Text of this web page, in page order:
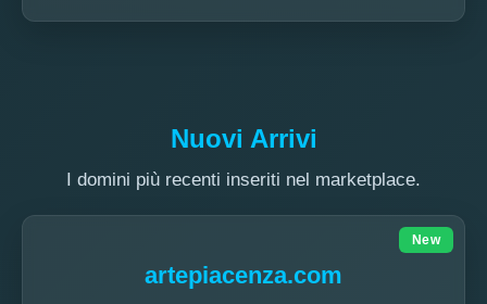
Nuovi Arrivi
I domini più recenti inseriti nel marketplace.
New
artepiacenza.com